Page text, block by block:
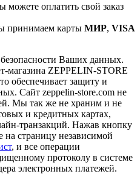
оплатить свой заказ
принимаем карты МИР, VISA
Ваших данных.
магазина ZEPPELIN-STORE
обеспечивает защиту и
Сайт zeppelin-store.com не
Мы так же не храним и не
и кредитных картах,
транзакций. Нажав кнопку
страницу независимой
, и все операции
протоколу в системе
электронных платежей.